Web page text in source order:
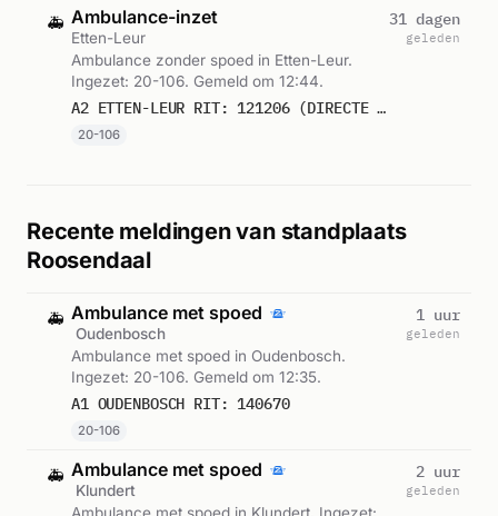
🚑 Ambulance-inzet
Etten-Leur
Ambulance zonder spoed in Etten-Leur.
Ingezet: 20-106. Gemeld om 12:44.
A2 ETTEN-LEUR RIT: 121206 (DIRECTE INZET: JA)
20-106
31 dagen
geleden
Recente meldingen van standplaats
Roosendaal
🚑 Ambulance met spoed
Oudenbosch
Ambulance met spoed in Oudenbosch.
Ingezet: 20-106. Gemeld om 12:35.
A1 OUDENBOSCH RIT: 140670
20-106
1 uur
geleden
🚑 Ambulance met spoed
Klundert
Ambulance met spoed in Klundert. Ingezet:
2 uur
geleden